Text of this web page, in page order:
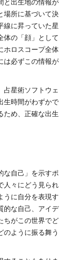
場所に基づいて決
線に昇っていた星
体の「顔」として
ホロスコープ全体
は必ずこの情報が
占星術ソフトウェ
生時間がわずかで
ため、正確な出生
な自己」を示すポ
人々にどう見られ
うに自分を表現す
的な自己、アイデ
ちがこの世界でど
のように振る舞う